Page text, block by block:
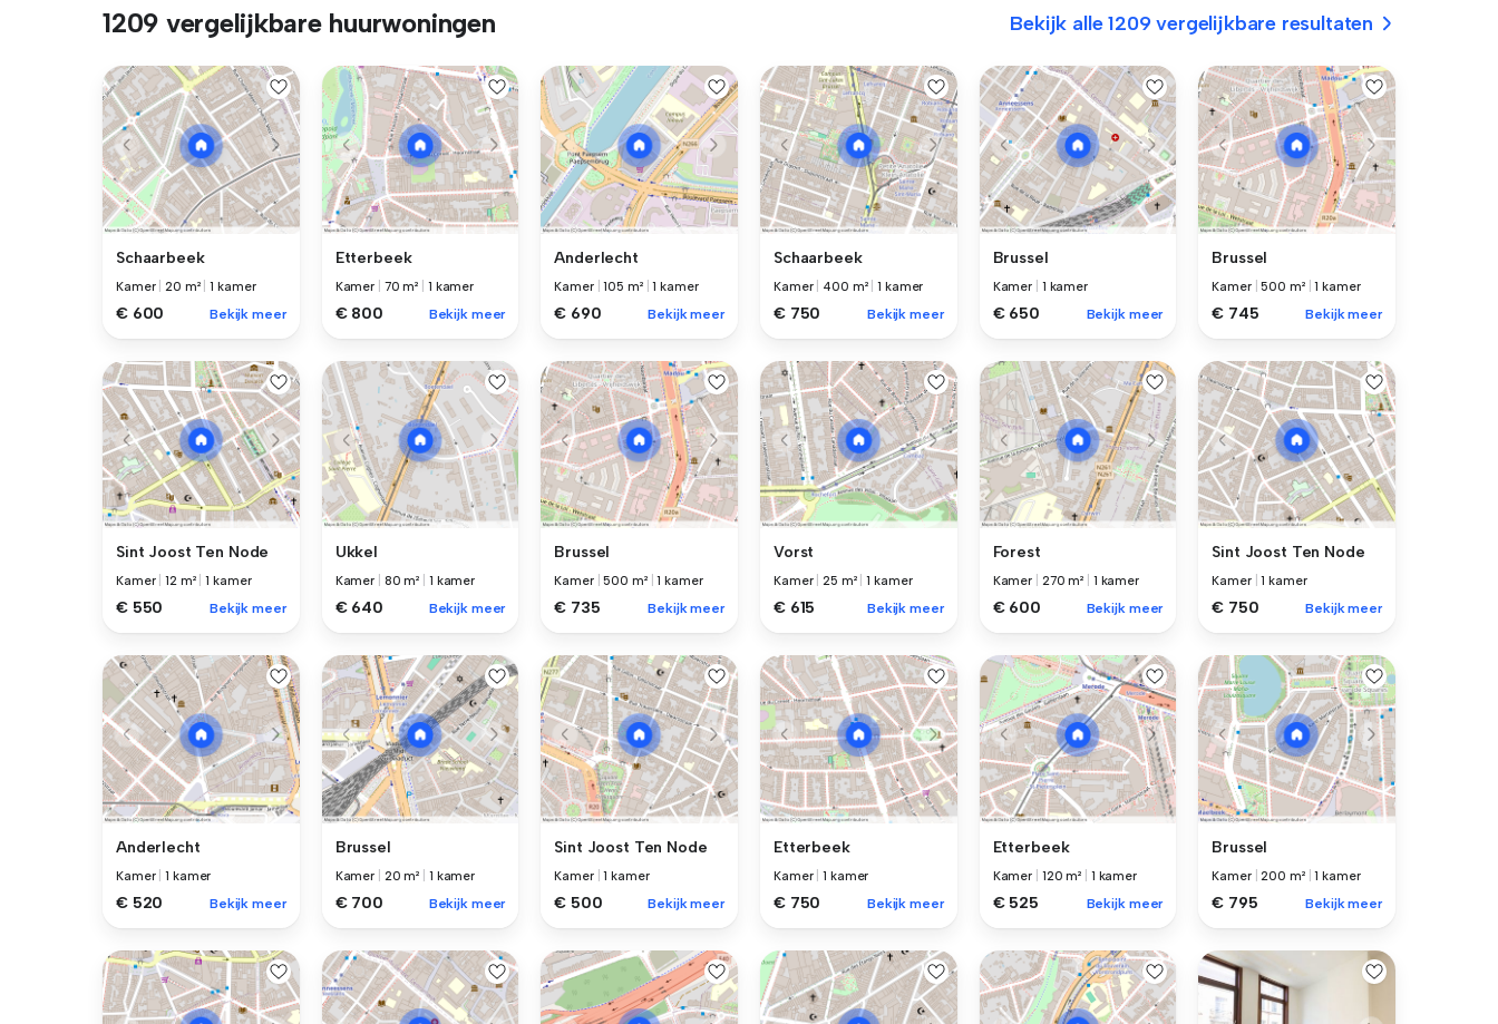
1209 vergelijkbare huurwoningen Bekijk alle 1209 vergelijkbare resultaten
Schaarbeek
Kamer 20 m² |1 kamer
€ 600 Bekijk meer
Etterbeek
Kamer 70 m² 1 kamer
€ 800 Bekijk meer
Anderlecht
Kamer |105 m² |1 kamer
€ 690 Bekijk meer
Schaarbeek
Kamer 400 m² |1 kamer
€ 750 Bekijk meer
Brussel
Kamer 1 kamer
€ 650 Bekijk meer
Brussel
Kamer |500 m² |1 kamer
€ 745 Bekijk meer
Sint Joost Ten Node
Kamer |12 m² |1 kamer
€ 550 Bekijk meer
Ukkel
Kamer 80 m² 1 kamer
€ 640 Bekijk meer
Brussel
Kamer |500 m² |1 kamer
€ 735 Bekijk meer
Vorst
Kamer |25 m² |1 kamer
€ 615 Bekijk meer
Forest
Kamer 270 m² 1 kamer
€ 600 Bekijk meer
Sint Joost Ten Node
Kamer |1 kamer
€ 750 Bekijk meer
Anderlecht
Kamer |1 kamer
€ 520 Bekijk meer
Brussel
Kamer 20 m² 1 kamer
€ 700 Bekijk meer
Sint Joost Ten Node
Kamer |1 kamer
€ 500 Bekijk meer
Etterbeek
Kamer |1 kamer
€ 750 Bekijk meer
Etterbeek
Kamer 120 m² 1 kamer
€ 525 Bekijk meer
Brussel
Kamer |200 m² |1 kamer
€ 795 Bekijk meer